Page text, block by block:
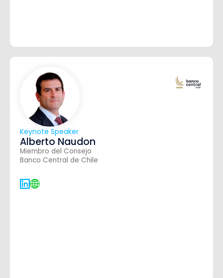
Keynote Speaker
Alberto Naudon
Miembro del Consejo
Banco Central de Chile